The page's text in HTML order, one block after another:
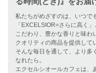
私たちがめざすのは、いつで
「EXCELSIOR=さらに高く
こだわり、豊かな香りと味わ
クオリティの商品を提供して
そんな毎日を通して、より多
なれたら。
エクセルシオールカフェは、